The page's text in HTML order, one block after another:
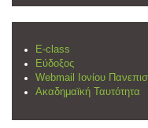
E-class
Εύδοξος
Webmail Ιονίου
Ακαδημαϊκή Ταυτότητα